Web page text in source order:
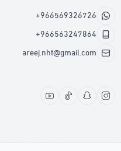
+966569326726
+966563247864
areej.nht@gmail.com